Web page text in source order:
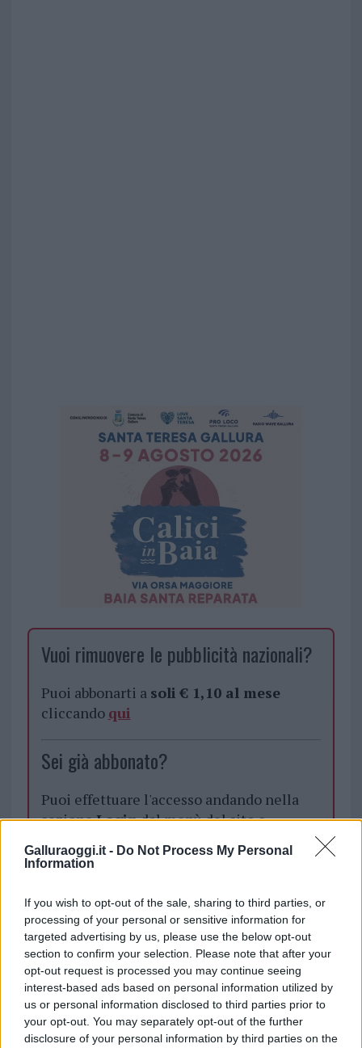
Galluraoggi.it - Do Not Process My Personal
Information
If you wish to opt-out of the sale, sharing to third parties, or
processing of your personal or sensitive information for
targeted advertising by us, please use the below opt-out
section to confirm your selection. Please note that after your
opt-out request is processed you may continue seeing
interest-based ads based on personal information utilized by
us or personal information disclosed to third parties prior to
your opt-out. You may separately opt-out of the further
disclosure of your personal information by third parties on the
Vuoi rimuovere le pubblicità nazionali?
Puoi abbonarti a soli € 1,10 al mese
cliccando qui
Sei già abbonato?
Puoi effettuare l'accesso andando nella
sezioneLogindal menù del sito o
TEMI: Comune Di Olbia
Dehors Olbia
Notizie Olbia
Inviaci le tue segnalazioni,
i tuoi video e le tue foto
Su WhatsApp al numero +39
345 356 7512